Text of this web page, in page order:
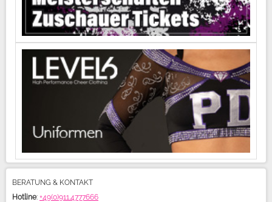
BERATUNG & KONTAKT
Hotline: +49(0)911.4777666